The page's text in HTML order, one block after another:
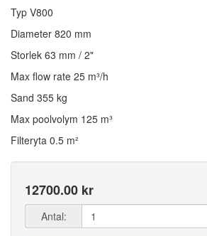
Typ V800
Diameter 820 mm
Storlek 63 mm / 2"
Max flow rate 25 m³/h
Sand 355 kg
Max poolvolym 125 m³
Filteryta 0.5 m²
12700.00 kr
Antal: